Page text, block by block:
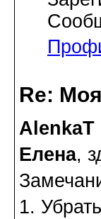
Re:
AlenkaT
Елена,
1.